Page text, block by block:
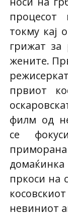
процесот
токму кај
грижат за
жените.
првиот
филм од
се
домаќинка
пркоси на
невиниот